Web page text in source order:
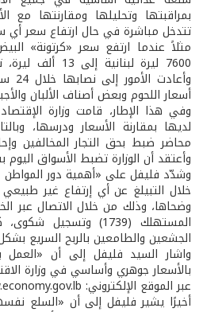
بمراقبتها وتحليلها ومقارنتها مع
تتدخل مباشرة في حال ارتفاع سعر أي
مثلاً عندما ارتفع سعر «كرتونة»
7600 ليرة
أسعار اللحوم وبعض أصناف الألبان
وفي هذا الإطار، قامت وزارة
لديها بمقارنة الأسعار ودرسها،
محاضر ضبط بحق التجار المخالفين
وأعتقد أن الوزارة تضبط الأسواق
وشدّد فليفل على «أهمية دور
خلال التبيلغ عن أي إرتفاع غير
وضحاها، وذلك من خلال الاتصال عبر
المستهلك (1739)
الجشعين والطامعين بالربح السريع
واشار السيد فليفل إلى أن «العمل
بالأسعار جوهري وأساسي في وزارة
عبر الموقع الإلكتروني: www.economy.gov.lb».
أخيرًا يشير فليفل إلى أن «السلع